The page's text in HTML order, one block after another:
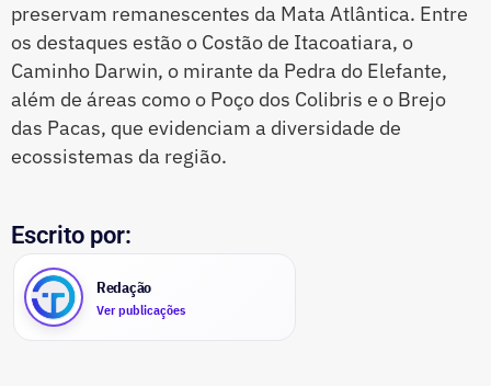
preservam remanescentes da Mata Atlântica. Entre
os destaques estão o Costão de Itacoatiara, o
Caminho Darwin, o mirante da Pedra do Elefante,
além de áreas como o Poço dos Colibris e o Brejo
das Pacas, que evidenciam a diversidade de
ecossistemas da região.
Escrito por:
Redação
Ver publicações